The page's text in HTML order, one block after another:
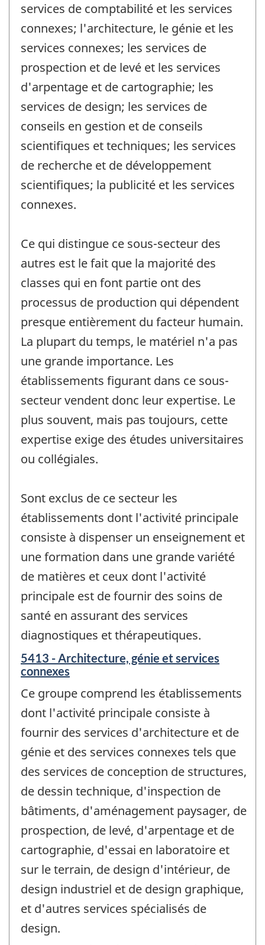
services de comptabilité et les services
connexes; l'architecture, le génie et les
services connexes; les services de
prospection et de levé et les services
d'arpentage et de cartographie; les
services de design; les services de
conseils en gestion et de conseils
scientifiques et techniques; les services
de recherche et de développement
scientifiques; la publicité et les services
connexes.
Ce qui distingue ce sous-secteur des
autres est le fait que la majorité des
classes qui en font partie ont des
processus de production qui dépendent
presque entièrement du facteur humain.
La plupart du temps, le matériel n'a pas
une grande importance. Les
établissements figurant dans ce sous-
secteur vendent donc leur expertise. Le
plus souvent, mais pas toujours, cette
expertise exige des études universitaires
ou collégiales.
Sont exclus de ce secteur les
établissements dont l'activité principale
consiste à dispenser un enseignement et
une formation dans une grande variété
de matières et ceux dont l'activité
principale est de fournir des soins de
santé en assurant des services
diagnostiques et thérapeutiques.
5413 - Architecture, génie et services
connexes
Ce groupe comprend les établissements
dont l'activité principale consiste à
fournir des services d'architecture et de
génie et des services connexes tels que
des services de conception de structures,
de dessin technique, d'inspection de
bâtiments, d'aménagement paysager, de
prospection, de levé, d'arpentage et de
cartographie, d'essai en laboratoire et
sur le terrain, de design d'intérieur, de
design industriel et de design graphique,
et d'autres services spécialisés de
design.